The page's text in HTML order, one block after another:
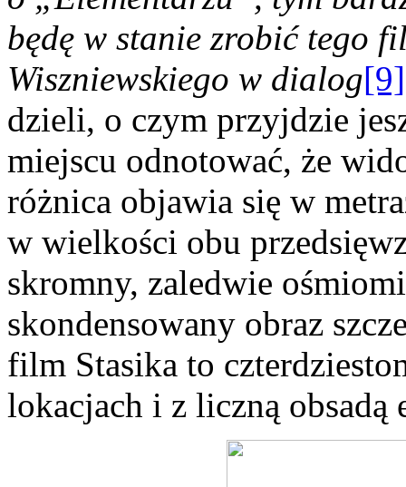
będę w stanie zrobić tego
Wiszniewskiego w dialog[9]
dzieli, o czym przyjdzie
miejscu odnotować, że
różnica objawia się w
w wielkości obu
skromny, zaledwie
skondensowany obraz
film Stasika to
lokacjach i z liczną obsadą